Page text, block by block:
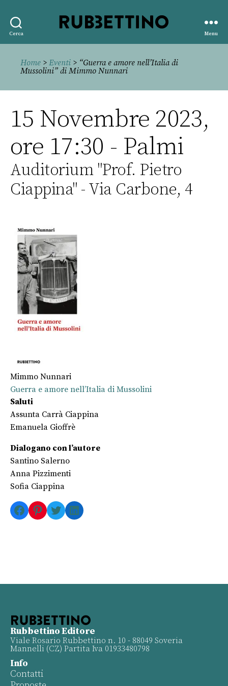
Cerca
editore
Menu
Home > Eventi > “Guerra e amore nell’Italia di
Mussolini” di Mimmo Nunnari
15 Novembre 2023,
ore 17:30 - Palmi
Auditorium "Prof. Pietro
Ciappina" - Via Carbone, 4
Mimmo Nunnari
Guerra e amore nell’Italia di Mussolini
Saluti
Assunta Carrà Ciappina
Emanuela Gioffrè
Dialogano con l’autore
Santino Salerno
Anna Pizzimenti
Sofia Ciappina
Facebook
Pinterest
TwitterLinkedIn
Rubbettino Editore
Viale Rosario Rubbettino n. 10 - 88049 Soveria
Mannelli (CZ) Partita Iva 01933480798
Info
Contatti